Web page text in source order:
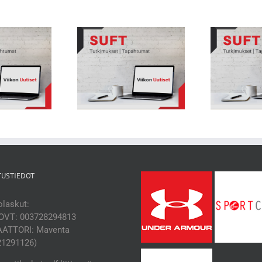
Uutiset 231: Nuorten
biologisessa
suuria eroja
Viikon Uutiset 230: Juoksu
yhteydessä selän välilevyjen
terveyteen
003728294813
Maventa